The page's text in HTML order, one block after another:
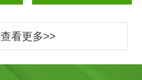
查看更多>>